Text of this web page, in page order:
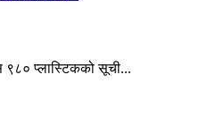
९८० प्लास्टिकको सूची...